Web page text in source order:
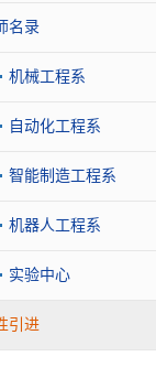
名录
机械工程系
自动化工程系
智能制造工程系
机器人工程系
实验中心
引进